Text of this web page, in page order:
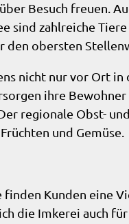
Besuch freuen.
sind zahlreiche
den obersten
nicht nur vor Ort
ihre
regionale Obst-
und Gemüse.
finden Kunden eine
die Imkerei auch